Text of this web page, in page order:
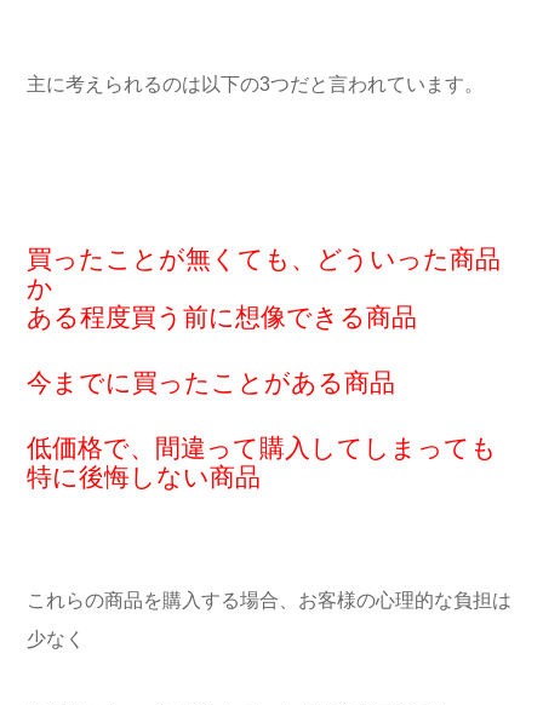
主に考えられるのは以下の3つだと言われています。
買ったことが無くても、どういった商品
か
ある程度買う前に想像できる商品
今までに買ったことがある商品
低価格で、間違って購入してしまっても
特に後悔しない商品
これらの商品を購入する場合、お客様の心理的な負担は
少なく